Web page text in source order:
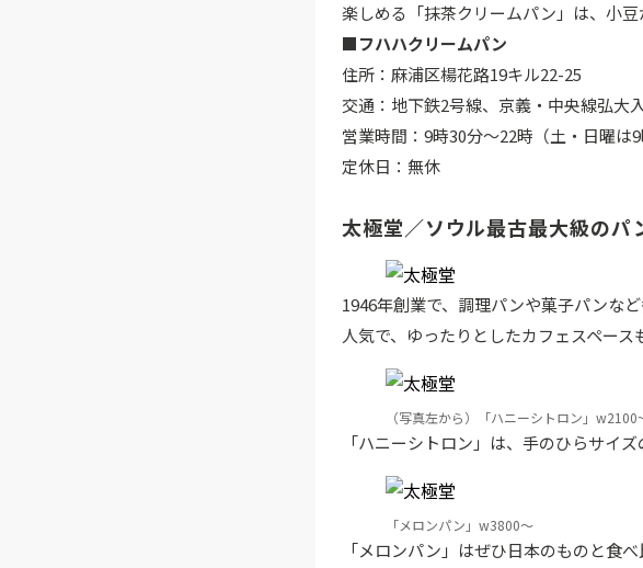
楽しめる「抹茶クリームパン」は、小豆
■フハハクリームパン
住所：麻浦区楊花路19キル22-25
交通：地下鉄2号線、京義・中央線弘大
営業時間：9時30分～22時（土・日曜は
定休日：無休
太極堂／ソウル最古最大級のパ
1946年創業で、調理パンや菓子パンな
人気で、ゆったりとしたカフェスペース
（写真左から）「ハニーシトロン」
「ハニーシトロン」は、手のひらサイ
「メロンパン」w3800～
「メロンパン」はぜひ日本のものと食べ